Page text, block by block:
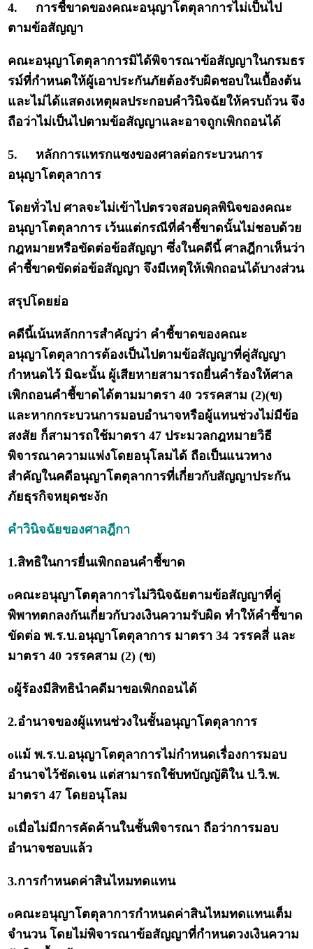
4.
การชี้ขาดของคณะอนุญาโตตุลาการไม่เป็นไป
ตามข้อสัญญา
คณะอนุญาโตตุลาการมิได้พิจารณาข้อสัญญาในกรมธร
รม์ที่กำหนดให้ผู้เอาประกันภัยต้องรับผิดชอบในเบื้องต้น
และไม่ได้แสดงเหตุผลประกอบคำวินิจฉัยให้ครบถ้วน จึง
ถือว่าไม่เป็นไปตามข้อสัญญาและอาจถูกเพิกถอนได้
5.
หลักการแทรกแซงของศาลต่อกระบวนการ
อนุญาโตตุลาการ
โดยทั่วไป ศาลจะไม่เข้าไปตรวจสอบดุลพินิจของคณะ
อนุญาโตตุลาการ เว้นแต่กรณีที่คำชี้ขาดนั้นไม่ชอบด้วย
กฎหมายหรือขัดต่อข้อสัญญา ซึ่งในคดีนี้ ศาลฎีกาเห็นว่า
คำชี้ขาดขัดต่อข้อสัญญา จึงมีเหตุให้เพิกถอนได้บางส่วน
สรุปโดยย่อ
คดีนี้เน้นหลักการสำคัญว่า คำชี้ขาดของคณะ
อนุญาโตตุลาการต้องเป็นไปตามข้อสัญญาที่คู่สัญญา
กำหนดไว้ มิฉะนั้น ผู้เสียหายสามารถยื่นคำร้องให้ศาล
เพิกถอนคำชี้ขาดได้ตามมาตรา 40 วรรคสาม (2)(ข)
และหากกระบวนการมอบอำนาจหรือผู้แทนช่วงไม่มีข้อ
สงสัย ก็สามารถใช้มาตรา 47 ประมวลกฎหมายวิธี
พิจารณาความแพ่งโดยอนุโลมได้ ถือเป็นแนวทาง
สำคัญในคดีอนุญาโตตุลาการที่เกี่ยวกับสัญญาประกัน
ภัยธุรกิจหยุดชะงัก
คำวินิจฉัยของศาลฎีกา
1.สิทธิในการยื่นเพิกถอนคำชี้ขาด
oคณะอนุญาโตตุลาการไม่วินิจฉัยตามข้อสัญญาที่คู่
พิพาทตกลงกันเกี่ยวกับวงเงินความรับผิด ทำให้คำชี้ขาด
ขัดต่อ พ.ร.บ.อนุญาโตตุลาการ มาตรา 34 วรรคสี่ และ
มาตรา 40 วรรคสาม (2) (ข)
oผู้ร้องมีสิทธินำคดีมาขอเพิกถอนได้
2.อำนาจของผู้แทนช่วงในชั้นอนุญาโตตุลาการ
oแม้ พ.ร.บ.อนุญาโตตุลาการไม่กำหนดเรื่องการมอบ
อำนาจไว้ชัดเจน แต่สามารถใช้บทบัญญัติใน ป.วิ.พ.
มาตรา 47 โดยอนุโลม
oเมื่อไม่มีการคัดค้านในชั้นพิจารณา ถือว่าการมอบ
อำนาจชอบแล้ว
3.การกำหนดค่าสินไหมทดแทน
oคณะอนุญาโตตุลาการกำหนดค่าสินไหมทดแทนเต็ม
จำนวน โดยไม่พิจารณาข้อสัญญาที่กำหนดวงเงินความ